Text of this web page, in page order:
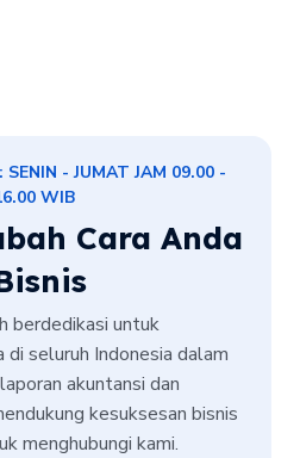
SENIN - JUMAT JAM 09.00 -
WIB
Cara Anda
berdedikasi untuk
seluruh Indonesia dalam
akuntansi dan
kesuksesan bisnis
menghubungi kami.